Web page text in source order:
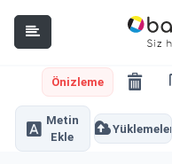
Önizleme
Metin
Ekle
Yüklemeler